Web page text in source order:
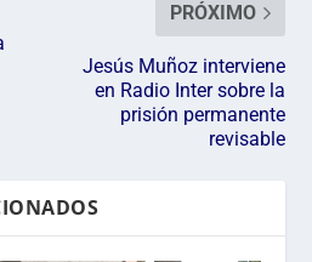
PRÓXIMO
Jesús Muñoz interviene
en Radio Inter sobre la
prisión permanente
revisable